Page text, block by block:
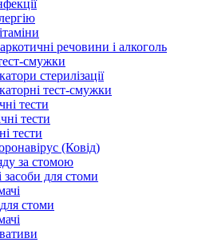
речовини і алкоголь
смужки
стерилізації
тест-смужки
тести
тести
тести
(Ковід)
за стомою
для стоми
стоми